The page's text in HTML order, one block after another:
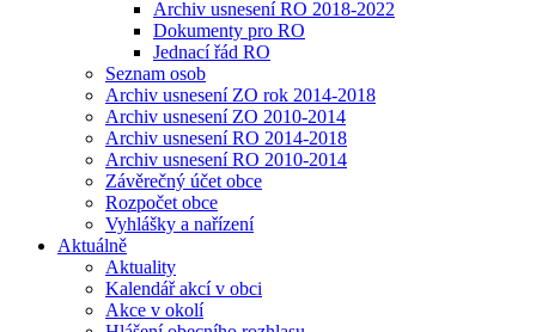
Archiv usnesení RO 2018-2022
Dokumenty pro RO
Jednací řád RO
Seznam osob
Archiv usnesení ZO rok 2014-2018
Archiv usnesení ZO 2010-2014
Archiv usnesení RO 2014-2018
Archiv usnesení RO 2010-2014
Závěrečný účet obce
Rozpočet obce
Vyhlášky a nařízení
Aktuálně
Aktuality
Kalendář akcí v obci
Akce v okolí